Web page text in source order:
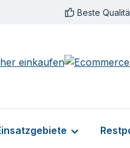
Beste